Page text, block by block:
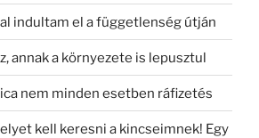
indultam el a függetlenség útján
annak a környezete is lepusztul
nem minden esetben ráfizetés
kell keresni a kincseimnek! Egy